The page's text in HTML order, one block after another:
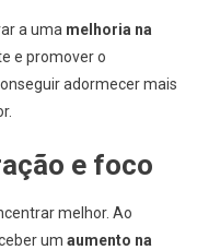
a uma melhoria na
e promover o
adormecer mais
e foco
melhor. Ao
um aumento na